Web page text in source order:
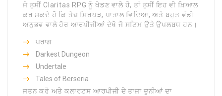
ਜੇ ਤੁਸੀਂ Claritas RPG ਨੂੰ ਖੇਡਣ ਵਾਲੇ ਹੋ, ਤਾਂ ਤੁਸੀਂ ਇਹ ਵੀ ਖ਼ਿਆਲ
ਕਰ ਸਕਦੇ ਹੋ ਕਿ ਤੇਜ਼ ਸਿਰਪੜ, ਪਾਤਾਲ ਵਿਦਿਆ, ਅਤੇ ਬਹੁਤ ਵੱਡੀ
ਅਨੁਭਵ ਵਾਲੇ ਹੋਰ ਆਰਪੀਜੀਆਂ ਦੇਖੋ ਜੋ ਸਟਿਮ ਉਤੇ ਉਪਲਬਧ ਹਨ।
ਪਰਾਗ
Darkest Dungeon
Undertale
Tales of Berseria
ਜਤਨ ਕਰੋ ਅਤੇ ਕਲਾਰਟਸ ਆਰਪੀਜੀ ਦੇ ਤਾਜ਼ਾ ਦੁਨੀਆਂ ਦਾ